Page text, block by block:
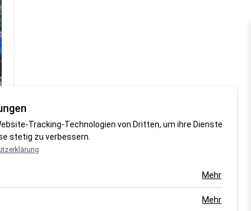
Tracking-Technologien von Dritten, um ihre Dienste
stetig zu verbessern.
Mehr
Mehr